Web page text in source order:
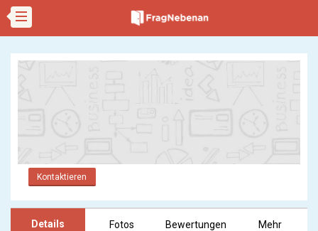
Kontaktieren
Details Fotos Bewertungen Mehr